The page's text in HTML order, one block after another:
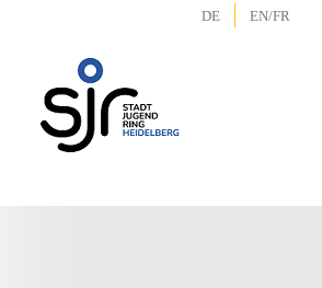
DE EN/FR